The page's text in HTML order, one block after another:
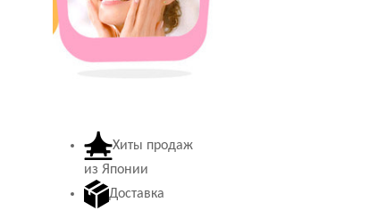
Хиты продаж
из Японии
Доставка